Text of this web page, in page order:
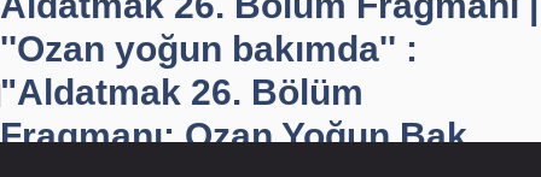
''Ozan yoğun bakımda'' :
"Aldatmak 26. Bölüm
Fragmanı: Ozan Yoğun Bak...